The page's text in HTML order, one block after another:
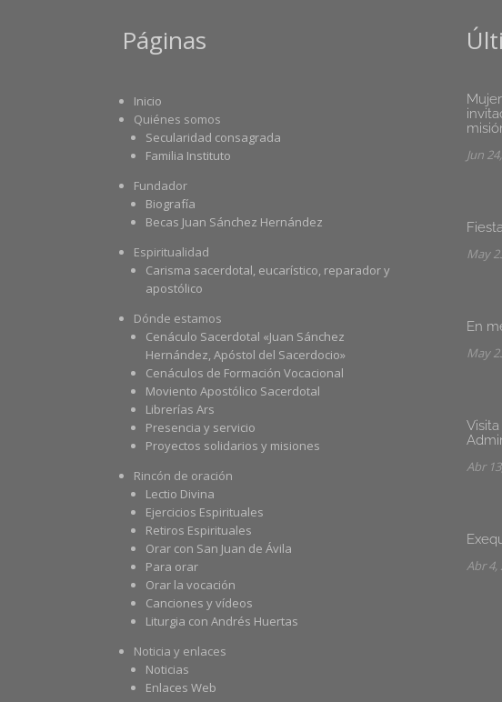
Páginas
Inicio
Quiénes somos
Secularidad consagrada
Familia Instituto
Fundador
Biografía
Becas Juan Sánchez Hernández
Espiritualidad
Carisma sacerdotal, eucarístico, reparador y
apostólico
Dónde estamos
Cenáculo Sacerdotal «Juan Sánchez
Hernández, Apóstol del Sacerdocio»
Cenáculos de Formación Vocacional
Moviento Apostólico Sacerdotal
Librerías Ars
Presencia y servicio
Proyectos solidarios y misiones
Rincón de oración
Lectio Divina
Ejercicios Espirituales
Retiros Espirituales
Orar con San Juan de Ávila
Para orar
Orar la vocación
Canciones y vídeos
Liturgia con Andrés Huertas
Noticia y enlaces
Noticias
Enlaces Web
Jun
May
En
May
Abr
Abr 4,